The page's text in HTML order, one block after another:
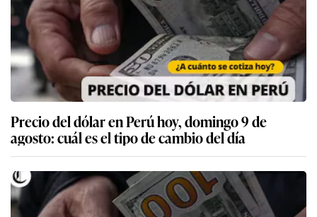
Precio del dólar en Perú hoy, domingo 9 de
agosto: cuál es el tipo de cambio del día